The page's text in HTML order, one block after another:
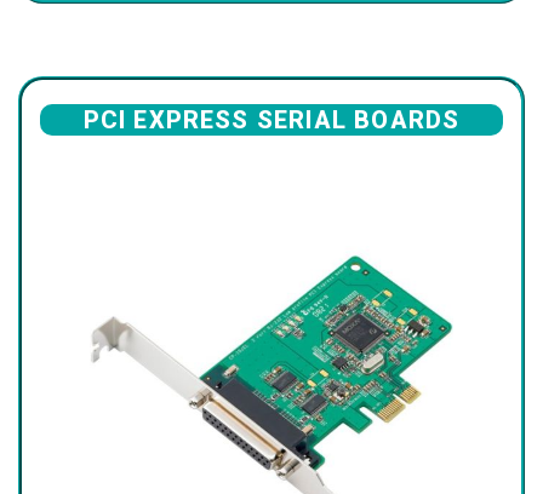
PCI EXPRESS SERIAL BOARDS